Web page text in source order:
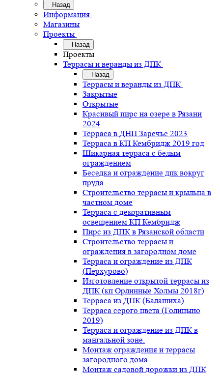
Назад
Информация
Магазины
Проекты
Назад
Проекты
Террасы и веранды из ДПК
Назад
Террасы и веранды из ДПК
Закрытые
Открытые
Красивый пирс на озере в Рязани
2024
Терраса в ДНП Заречье 2023
Терраса в КП Кембридж 2019 год
Шикарная терраса с белым
ограждением
Беседка и ограждение дпк вокруг
пруда
Строительство террасы и крыльца в
частном доме
Терраса с декоративным
освещением КП Кембридж
Пирс из ДПК в Рязанской области
Строительство террасы и
ограждения в загородном доме
Терраса и ограждение из ДПК
(Перхурово)
Изготовление открытой террасы из
ДПК (кп Орлинные Холмы 2018г)
Терраса из ДПК (Балашиха)
Терраса серого цвета (Голицыно
2019)
Терраса и ограждение из ДПК в
мангальной зоне.
Монтаж ограждения и террасы
загородного дома
Монтаж садовой дорожки из ДПК